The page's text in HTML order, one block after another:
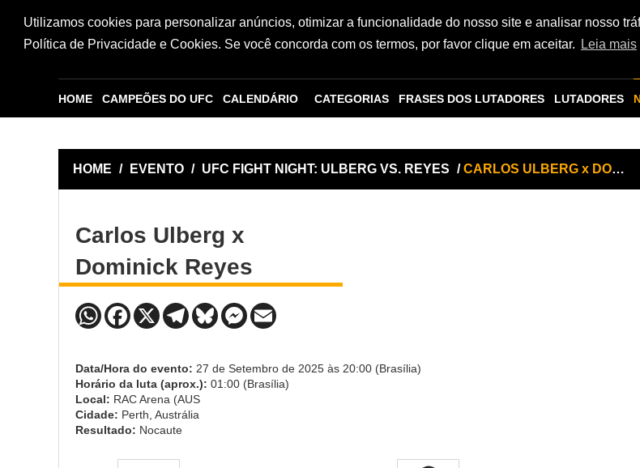
Utilizamos cookies para personalizar anúncios, otimizar a funcionalidade do nosso site e analisar nosso
Política de Privacidade e Cookies. Se você concorda com os termos, por favor clique em aceitar.
Leia mais
HOME CAMPEÕES DO UFC CALENDÁRIO CATEGORIAS FRASES DOS LUTADORES LUTADORES
HOME / EVENTO / UFC FIGHT NIGHT: ULBERG VS. REYES /CARLOS ULBERG x DOMINICK REYES
Carlos Ulberg x
Dominick Reyes
Data/Hora do evento: 27 de Setembro de 2025 às 20:00 (Brasília)
Horário da luta (aprox.): 01:00 (Brasília)
Local: RAC Arena (AUS
Cidade: Perth, Austrália
Resultado: Nocaute